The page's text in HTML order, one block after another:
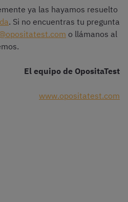
ya las hayamos resuelto
. Si no encuentras tu pregunta
o llámanos al
El equipo de OpositaTest
www.opositatest.com